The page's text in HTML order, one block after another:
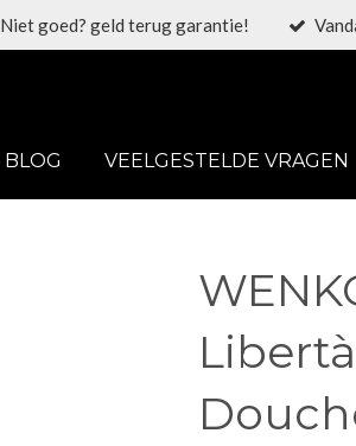
Niet goed? geld terug garantie!
BLOG VEELGESTELDE VRAGEN